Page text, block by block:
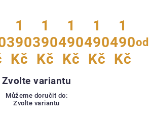
1
390
Kč
1
390
Kč
1
490
Kč
1
490
Kč
1
490
Kč
od
Zvolte variantu
Můžeme doručit do:
Zvolte variantu